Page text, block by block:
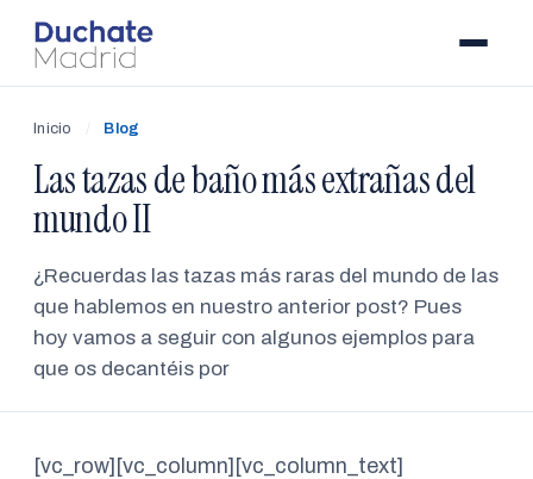
Inicio / Blog
Las tazas de baño más extrañas del
mundo II
¿Recuerdas las tazas más raras del mundo de las
que hablemos en nuestro anterior post? Pues
hoy vamos a seguir con algunos ejemplos para
que os decantéis por
[vc_row][vc_column][vc_column_text]